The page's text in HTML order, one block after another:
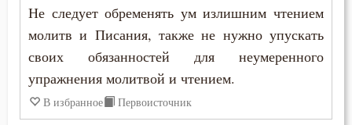
Любовь Божия
Любовь к Богу
Мефодий Олимпийский
Митрофан Воронежский
Моисей Оптинский (Путилов)
Нектарий Оптинский (Тихонов)
Не следует обременять ум излишним чтением
молитв и Писания, также не нужно упускать
своих обязанностей для неумеренного
упражнения молитвой и чтением.
В избранное Первоисточник